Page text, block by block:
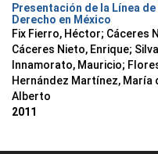
Presentación de la Línea
Derecho en México
Fix Fierro, Héctor; Cáceres
Cáceres Nieto, Enrique;
Innamorato, Mauricio;
Hernández Martínez, María
Alberto
2011